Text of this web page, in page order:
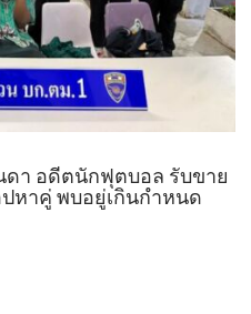
า อดีตนักฟุตบอล รับขาย
หาคู่ พบอยู่เกินกำหนด